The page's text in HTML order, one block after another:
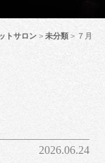
トサロン >未分類 > ７月
2026.06.24